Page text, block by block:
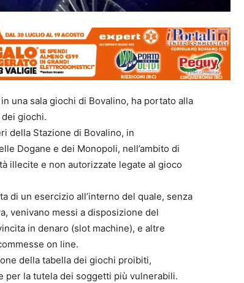
una sala giochi di Bovalino, ha portato alla
giochi.
della Stazione di Bovalino, in
Dogane e dei Monopoli, nell’ambito di
illecite e non autorizzate legate al gioco
di un esercizio all’interno del quale, senza
venivano messi a disposizione del
in denaro (slot machine), e altre
on line.
della tabella dei giochi proibiti,
per la tutela dei soggetti più vulnerabili.